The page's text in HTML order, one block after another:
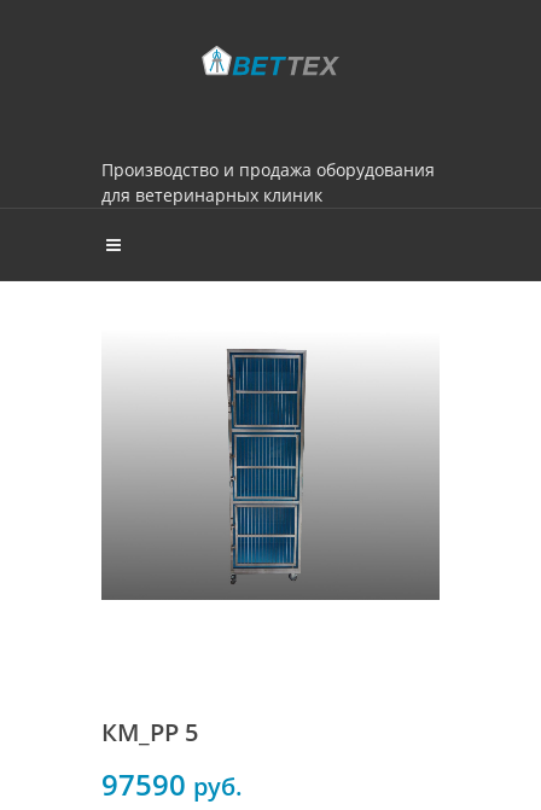
Производство и продажа оборудования
для ветеринарных клиник
КМ_РР 5
97590 руб.